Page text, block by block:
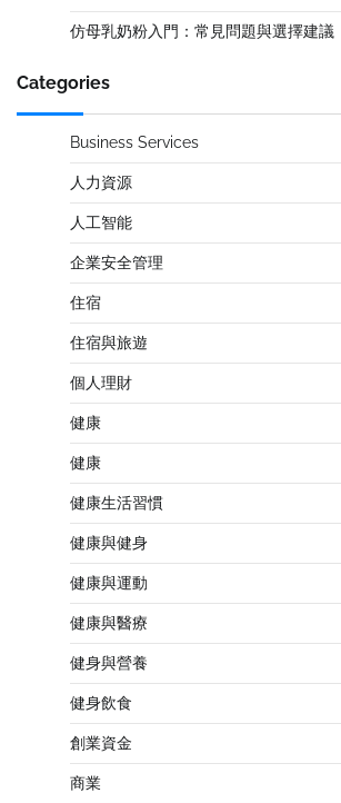
仿母乳奶粉入門：常見問題與選擇建議
Categories
Business Services
人力資源
人工智能
企業安全管理
住宿
住宿與旅遊
個人理財
健康
健康
健康生活習慣
健康與健身
健康與運動
健康與醫療
健身與營養
健身飲食
創業資金
商業